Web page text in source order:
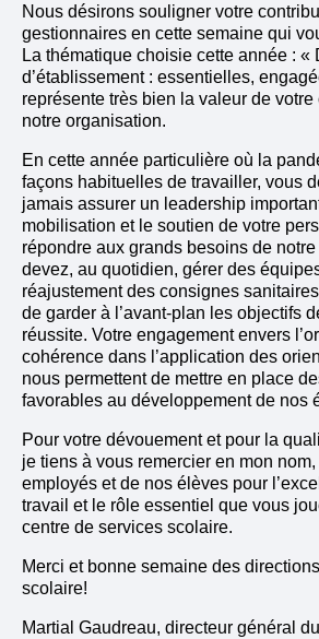
Nous désirons souligner votre
gestionnaires en cette semaine qui
La thématique choisie cette année : «
d’établissement : essentielles,
représente très bien la valeur de
notre organisation.
En cette année particulière où la
façons habituelles de travailler, vous
jamais assurer un leadership
mobilisation et le soutien de votre
répondre aux grands besoins de
devez, au quotidien, gérer des
réajustement des consignes
de garder à l’avant-plan les objectifs
réussite. Votre engagement envers
cohérence dans l’application des
nous permettent de mettre en place
favorables au développement de nos
Pour votre dévouement et pour la
je tiens à vous remercier en mon
employés et de nos élèves pour
travail et le rôle essentiel que vous
centre de services scolaire.
Merci et bonne semaine des
scolaire!
Martial Gaudreau, directeur général